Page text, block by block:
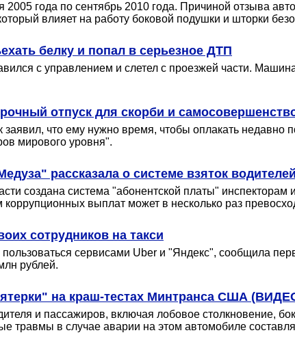
года по сентябрь 2010 года. Причиной отзыва
влияет на работу боковой подушки и шторки
белку и попал в серьезное ДТП
с управлением и слетел с проезжей части.
отпуск для скорби и
что ему нужно время, чтобы оплакать недавно
мирового уровня".
рассказала о системе взяток
создана система "абонентской платы"
выплат может в несколько раз
сотрудников на такси
сервисами Uber и "Яндекс", сообщила
рублей.
на краш-тестах Минтранса США
и пассажиров, включая лобовое столкновение,
травмы в случае аварии на этом автомобиле